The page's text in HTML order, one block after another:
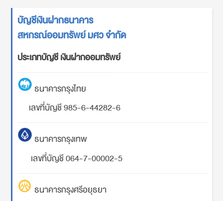
บัญชีเงินฝากธนาคาร
สหกรณ์ออมทรัพย์ มศว จำกัด
ประเภทบัญชี เงินฝากออมทรัพย์
ธนาคารกรุงไทย
เลขที่บัญชี 985-6-44282-6
ธนาคารกรุงเทพ
เลขที่บัญชี 064-7-00002-5
ธนาคารกรุงศรีอยุธยา